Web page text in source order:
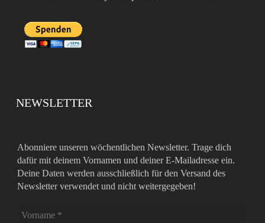
NEWSLETTER
Abonniere unseren wöchentlichen Newsletter. Trage dich
dafür mit deinem Vornamen und deiner E-Mailadresse ein.
Deine Daten werden ausschließlich für den Versand des
Newsletter verwendet und nicht weitergegeben!